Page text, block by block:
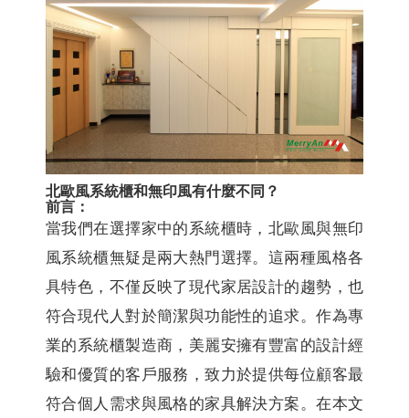
北歐風系統櫃和無印風有什麼不同？
前言：
當我們在選擇家中的系統櫃時，北歐風與無印
風系統櫃無疑是兩大熱門選擇。這兩種風格各
具特色，不僅反映了現代家居設計的趨勢，也
符合現代人對於簡潔與功能性的追求。作為專
業的系統櫃製造商，美麗安擁有豐富的設計經
驗和優質的客戶服務，致力於提供每位顧客最
符合個人需求與風格的家具解決方案。在本文